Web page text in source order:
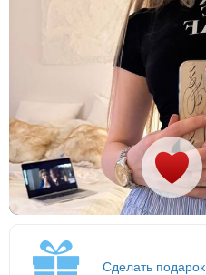
Сделать подарок